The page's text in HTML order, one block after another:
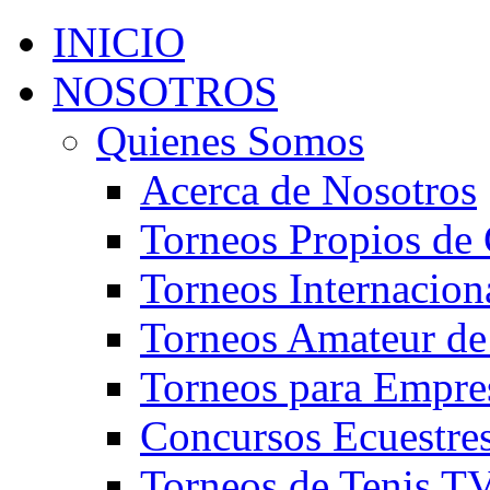
INICIO
NOSOTROS
Quienes Somos
Acerca de Nosotros
Torneos Propios
Torneos
Torneos Amateur
Torneos para
Concursos